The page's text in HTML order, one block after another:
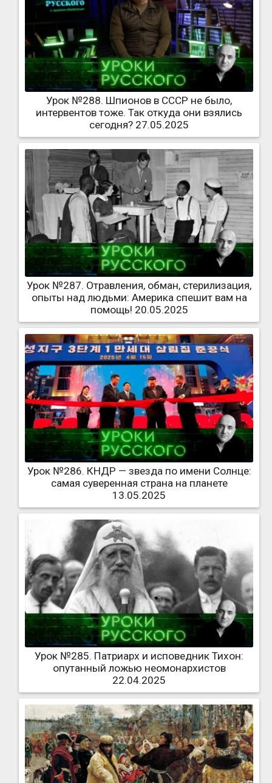
Урок №288. Шпионов в СССР не было,
интервентов тоже. Так откуда они взялись
сегодня? 27.05.2025
Урок №287. Отравления, обман, стерилизация,
опыты над людьми: Америка спешит вам на
помощь! 20.05.2025
Урок №286. КНДР — звезда по имени Солнце:
самая суверенная страна на планете
13.05.2025
Урок №285. Патриарх и исповедник Тихон:
опутанный ложью неомонархистов
22.04.2025